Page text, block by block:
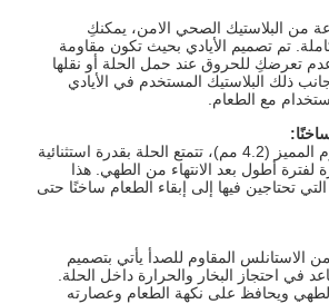
من البلاستيك الصحي الامن، يمكنكِ
تم تصميم الأيادي بحيث تكون مقاومة
تعرضكِ للحروق عند حمل الحلة أو نقلها
ذلك البلاستيك المستخدم في الأيادي
مع الطعام.
:
بفضل سمك الألومنيوم المميز (4.2 مم)، تتمتع الحلة بقدرة استثنائية
لفترة أطول بعد الانتهاء من الطهي. هذا
التي تحتاجين فيها إلى إبقاء الطعام ساخنًا حتى
الاستانلس المقاوم للصدأ يأتي بتصميم
في احتجاز البخار والحرارة داخل الحلة.
ويحافظ على نكهة الطعام وعصارته